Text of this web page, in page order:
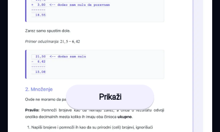
Prikaži